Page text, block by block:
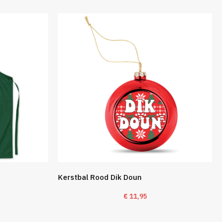
Kerstbal Rood Dik Doun
€11,95